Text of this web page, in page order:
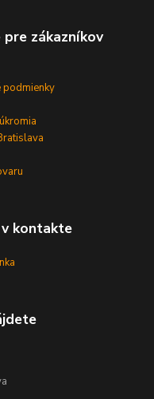
zákazníkov
podmienky
kontakte